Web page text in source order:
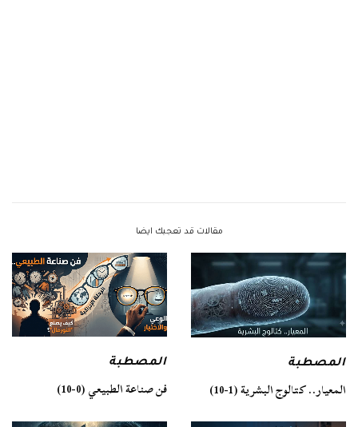
مقالات قد تعجبك ايضا
المصطبة
المعيار.. كتالوج البشرية (1-10)
المصطبة
فن صناعة الطبيعي (0-10)